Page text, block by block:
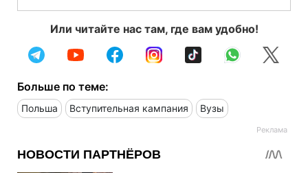
Или читайте нас там, где вам удобно!
Больше по теме:
Польша Вступительная кампания Вузы